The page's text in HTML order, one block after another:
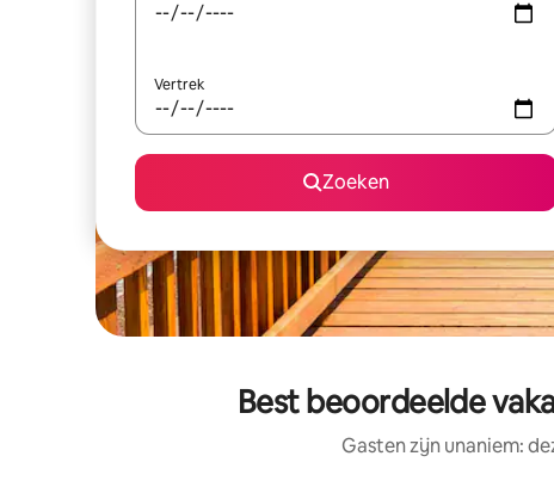
Vertrek
Zoeken
Best beoordeelde
Gasten zijn unaniem: